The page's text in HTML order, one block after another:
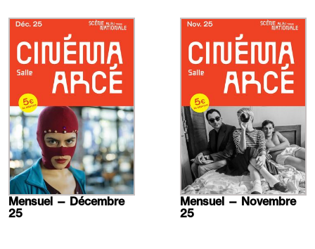
Mensuel — Décembre
25
En
plus
Mensuel — Novembre
25
En
plus